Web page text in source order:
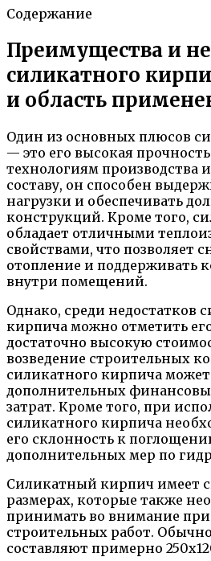
Содержание
Преимущества и
силикатного
и область
Один из основных плюсов
— это его высокая
технологиям производства
составу, он способен
нагрузки и обеспечивать
конструкций. Кроме того,
обладает отличными
свойствами, что позволяет
отопление и поддерживать
внутри помещений.
Однако, среди недостатков
кирпича можно отметить
достаточно высокую
возведение строительных
силикатного кирпича может
дополнительных
затрат. Кроме того, при
силикатного кирпича
его склонность к
дополнительных мер по
Силикатный кирпич имеет
размерах, которые также
принимать во внимание
строительных работ.
составляют примерно